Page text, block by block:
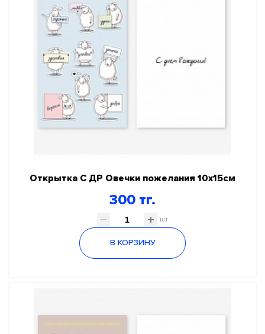
Открытка С ДР Овечки пожелания 10х15см
300 тг.
шт
В КОРЗИНУ